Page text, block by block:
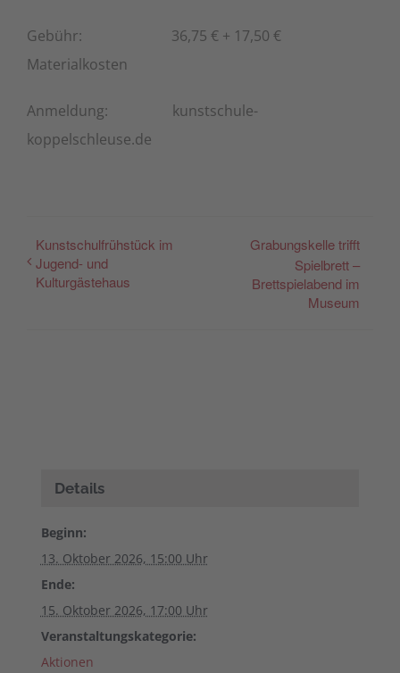
Gebühr: 36,75 € + 17,50 €
Materialkosten
Anmeldung: kunstschule-
koppelschleuse.de
Kunstschulfrühstück im
Jugend- und
Kulturgästehaus
Grabungskelle trifft
Spielbrett –
Brettspielabend im
Museum
Details
Beginn:
13. Oktober 2026, 15:00 Uhr
Ende:
15. Oktober 2026, 17:00 Uhr
Veranstaltungskategorie:
Aktionen